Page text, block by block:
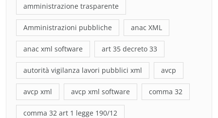
amministrazione trasparente
Amministrazioni pubbliche anac XML
anac xml software art 35 decreto 33
autorità vigilanza lavori pubblici xml avcp
avcp xml avcp xml software comma 32
comma 32 art 1 legge 190/12